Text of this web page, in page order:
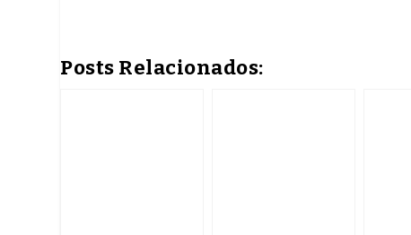
Posts Relacionados: